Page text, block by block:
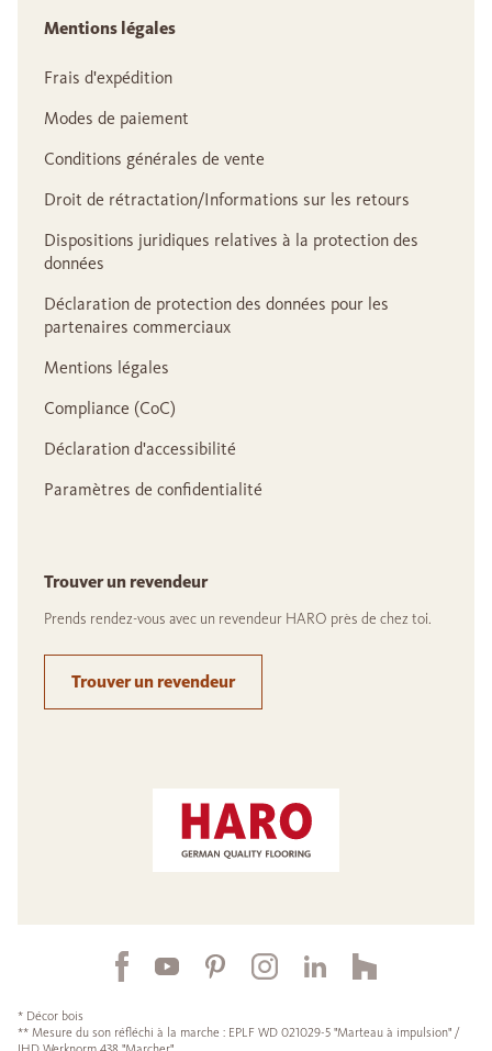
Mentions légales
Frais d'expédition
Modes de paiement
Conditions générales de vente
Droit de rétractation/Informations sur les retours
Dispositions juridiques relatives à la protection des
données
Déclaration de protection des données pour les
partenaires commerciaux
Mentions légales
Compliance (CoC)
Déclaration d'accessibilité
Paramètres de confidentialité
Trouver un revendeur
Prends rendez-vous avec un revendeur HARO près de chez toi.
Trouver un revendeur
* Décor bois
** Mesure du son réfléchi à la marche : EPLF WD 021029-5 "Marteau à impulsion" /